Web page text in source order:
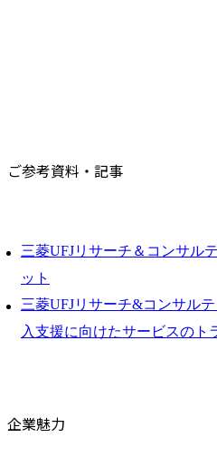
ご参考資料・記事
三菱UFJリサーチ＆コンサル
ット
三菱UFJリサーチ&コンサル
入支援に向けたサービスのト
企業魅力